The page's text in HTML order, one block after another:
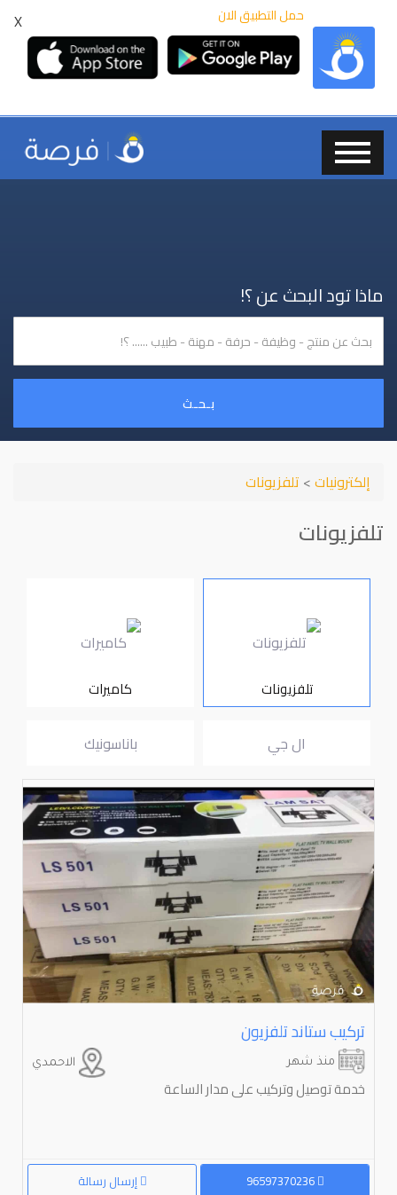
X حمل التطبيق الان
ماذا تود البحث عن ؟!
بـحـث
إلكترونيات> تلفزيونات
تلفزيونات
تلفزيونات كاميرات
ال جي باناسونيك
تركيب ستاند تلفزيون
الاحمدي منذ شهر
خدمة توصيل وتركيب على مدار الساعة
إرسال رسالة 96597370236